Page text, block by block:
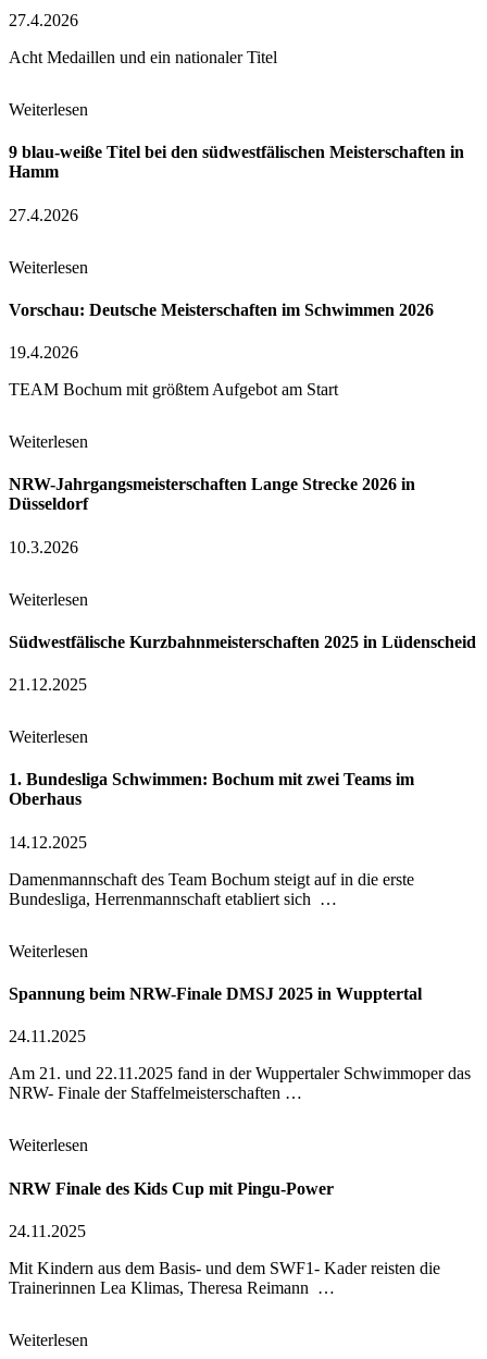
27.4.2026
Acht Medaillen und ein nationaler Titel
Weiterlesen
9 blau-weiße Titel bei den südwestfälischen Meisterschaften in
Hamm
27.4.2026
Weiterlesen
Vorschau: Deutsche Meisterschaften im Schwimmen 2026
19.4.2026
TEAM Bochum mit größtem Aufgebot am Start
Weiterlesen
NRW-Jahrgangsmeisterschaften Lange Strecke 2026 in
Düsseldorf
10.3.2026
Weiterlesen
Südwestfälische Kurzbahnmeisterschaften 2025 in Lüdenscheid
21.12.2025
Weiterlesen
1. Bundesliga Schwimmen: Bochum mit zwei Teams im
Oberhaus
14.12.2025
Damenmannschaft des Team Bochum steigt auf in die erste
Bundesliga, Herrenmannschaft etabliert sich …
Weiterlesen
Spannung beim NRW-Finale DMSJ 2025 in Wupptertal
24.11.2025
Am 21. und 22.11.2025 fand in der Wuppertaler Schwimmoper das
NRW- Finale der Staffelmeisterschaften …
Weiterlesen
NRW Finale des Kids Cup mit Pingu-Power
24.11.2025
Mit Kindern aus dem Basis- und dem SWF1- Kader reisten die
Trainerinnen Lea Klimas, Theresa Reimann …
Weiterlesen